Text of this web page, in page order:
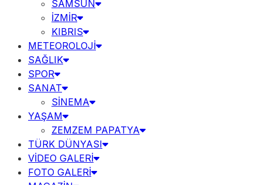
SAMSUN
İZMİR
KIBRIS
METEOROLOJİ
SAĞLIK
SPOR
SANAT
SİNEMA
YAŞAM
ZEMZEM PAPATYA
TÜRK DÜNYASI
VİDEO GALERİ
FOTO GALERİ